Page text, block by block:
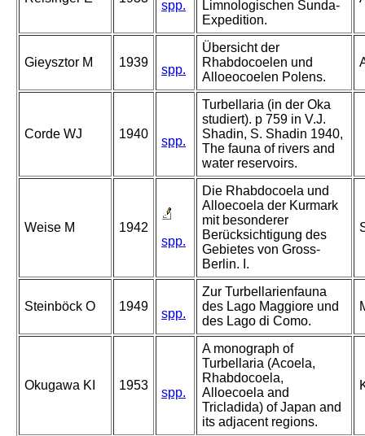
spp.
Limnologischen Sunda-
Expedition.
Gieysztor M 1939
spp.
Übersicht der
Rhabdocoelen und
Alloeocoelen Polens.
Corde WJ 1940
spp.
Turbellaria (in der Oka
studiert). p 759 in V.J.
Shadin, S. Shadin 1940,
The fauna of rivers and
water reservoirs.
Weise M
1942
spp.
Die Rhabdocoela und
Alloecoela der Kurmark
mit besonderer
Berücksichtigung des
Gebietes von Gross-
Berlin. I.
Steinböck O 1949
spp.
Zur Turbellarienfauna
des Lago Maggiore und
des Lago di Como.
Okugawa KI 1953
spp.
A monograph of
Turbellaria (Acoela,
Rhabdocoela,
Alloecoela and
Tricladida) of Japan and
its adjacent regions.